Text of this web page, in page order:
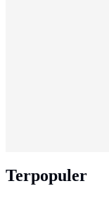
Terpopuler